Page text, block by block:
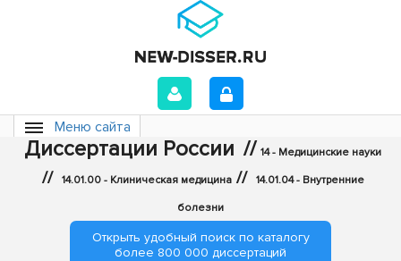
Меню сайта
Диссертации России // 14 - Медицинские науки
// 14.01.00 - Клиническая медицина // 14.01.04 - Внутренние
болезни
Открыть удобный поиск по каталогу
более 800 000 диссертаций